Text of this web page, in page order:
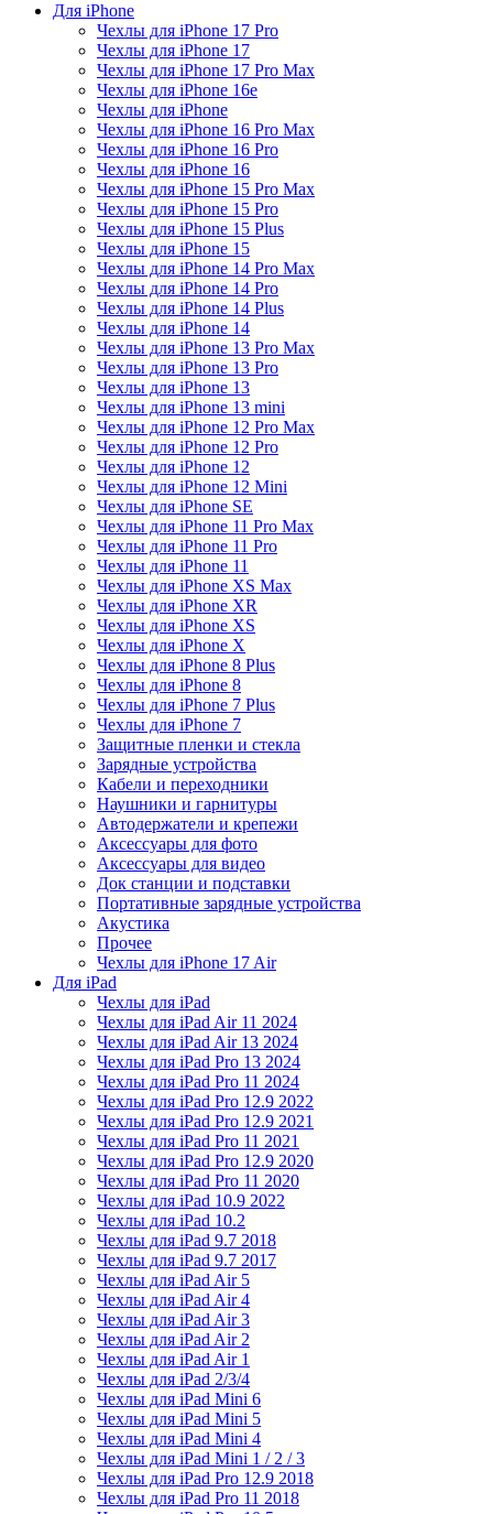
Для iPhone
Чехлы для iPhone 17 Pro
Чехлы для iPhone 17
Чехлы для iPhone 17 Pro Max
Чехлы для iPhone 16e
Чехлы для iPhone
Чехлы для iPhone 16 Pro Max
Чехлы для iPhone 16 Pro
Чехлы для iPhone 16
Чехлы для iPhone 15 Pro Max
Чехлы для iPhone 15 Pro
Чехлы для iPhone 15 Plus
Чехлы для iPhone 15
Чехлы для iPhone 14 Pro Max
Чехлы для iPhone 14 Pro
Чехлы для iPhone 14 Plus
Чехлы для iPhone 14
Чехлы для iPhone 13 Pro Max
Чехлы для iPhone 13 Pro
Чехлы для iPhone 13
Чехлы для iPhone 13 mini
Чехлы для iPhone 12 Pro Max
Чехлы для iPhone 12 Pro
Чехлы для iPhone 12
Чехлы для iPhone 12 Mini
Чехлы для iPhone SE
Чехлы для iPhone 11 Pro Max
Чехлы для iPhone 11 Pro
Чехлы для iPhone 11
Чехлы для iPhone XS Max
Чехлы для iPhone XR
Чехлы для iPhone XS
Чехлы для iPhone X
Чехлы для iPhone 8 Plus
Чехлы для iPhone 8
Чехлы для iPhone 7 Plus
Чехлы для iPhone 7
Защитные пленки и стекла
Зарядные устройства
Кабели и переходники
Наушники и гарнитуры
Автодержатели и крепежи
Аксессуары для фото
Аксессуары для видео
Док станции и подставки
Портативные зарядные устройства
Акустика
Прочее
Чехлы для iPhone 17 Air
Для iPad
Чехлы для iPad
Чехлы для iPad Air 11 2024
Чехлы для iPad Air 13 2024
Чехлы для iPad Pro 13 2024
Чехлы для iPad Pro 11 2024
Чехлы для iPad Pro 12.9 2022
Чехлы для iPad Pro 12.9 2021
Чехлы для iPad Pro 11 2021
Чехлы для iPad Pro 12.9 2020
Чехлы для iPad Pro 11 2020
Чехлы для iPad 10.9 2022
Чехлы для iPad 10.2
Чехлы для iPad 9.7 2018
Чехлы для iPad 9.7 2017
Чехлы для iPad Air 5
Чехлы для iPad Air 4
Чехлы для iPad Air 3
Чехлы для iPad Air 2
Чехлы для iPad Air 1
Чехлы для iPad 2/3/4
Чехлы для iPad Mini 6
Чехлы для iPad Mini 5
Чехлы для iPad Mini 4
Чехлы для iPad Mini 1 / 2 / 3
Чехлы для iPad Pro 12.9 2018
Чехлы для iPad Pro 11 2018